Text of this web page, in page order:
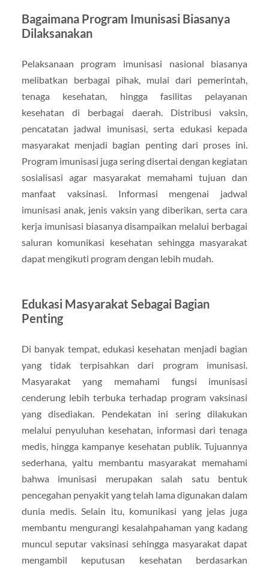
Bagaimana Program Imunisasi Biasanya
Dilaksanakan
Pelaksanaan program imunisasi nasional biasanya
melibatkan berbagai pihak, mulai dari pemerintah,
tenaga kesehatan, hingga fasilitas pelayanan
kesehatan di berbagai daerah. Distribusi vaksin,
pencatatan jadwal imunisasi, serta edukasi kepada
masyarakat menjadi bagian penting dari proses ini.
Program imunisasi juga sering disertai dengan kegiatan
sosialisasi agar masyarakat memahami tujuan dan
manfaat vaksinasi. Informasi mengenai jadwal
imunisasi anak, jenis vaksin yang diberikan, serta cara
kerja imunisasi biasanya disampaikan melalui berbagai
saluran komunikasi kesehatan sehingga masyarakat
dapat mengikuti program dengan lebih mudah.
Edukasi Masyarakat Sebagai Bagian
Penting
Di banyak tempat, edukasi kesehatan menjadi bagian
yang tidak terpisahkan dari program imunisasi.
Masyarakat yang memahami fungsi imunisasi
cenderung lebih terbuka terhadap program vaksinasi
yang disediakan. Pendekatan ini sering dilakukan
melalui penyuluhan kesehatan, informasi dari tenaga
medis, hingga kampanye kesehatan publik. Tujuannya
sederhana, yaitu membantu masyarakat memahami
bahwa imunisasi merupakan salah satu bentuk
pencegahan penyakit yang telah lama digunakan dalam
dunia medis. Selain itu, komunikasi yang jelas juga
membantu mengurangi kesalahpahaman yang kadang
muncul seputar vaksinasi sehingga masyarakat dapat
mengambil keputusan kesehatan berdasarkan